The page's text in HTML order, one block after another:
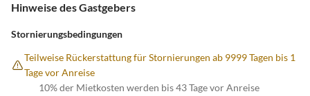
Hinweise des Gastgebers
Stornierungsbedingungen
Teilweise Rückerstattung für Stornierungen ab 9999 Tagen bis 1
Tage vor Anreise
10% der Mietkosten werden bis 43 Tage vor Anreise